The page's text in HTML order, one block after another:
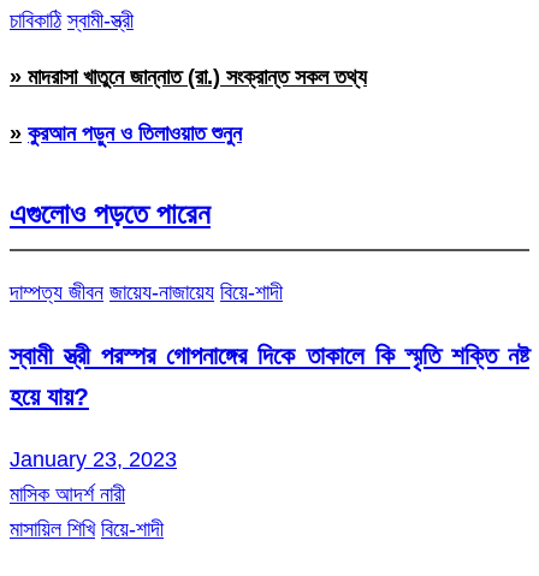
চাবিকাঠি স্বামী-স্ত্রী
» মাদরাসা খাতুনে জান্নাত (রা.) সংক্রান্ত সকল তথ্য
» কুরআন পড়ুন ও তিলাওয়াত শুনুন
এগুলোও পড়তে পারেন
দাম্পত্য জীবন জায়েয-নাজায়েয বিয়ে-শাদী
স্বামী স্ত্রী পরস্পর গোপনাঙ্গের দিকে তাকালে কি স্মৃতি শক্তি নষ্ট
হয়ে যায়?
January 23, 2023
মাসিক আদর্শ নারী
মাসায়িল শিখি বিয়ে-শাদী